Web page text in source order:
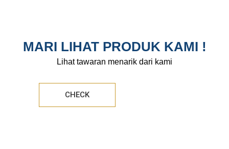
MARI LIHAT PRODUK KAMI !
Lihat tawaran menarik dari kami
CHECK